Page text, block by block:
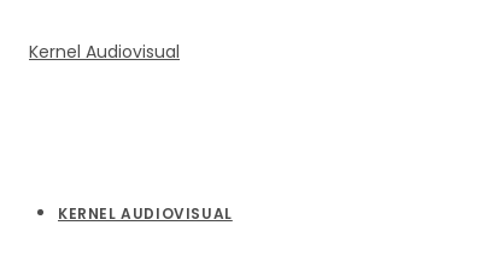
KERNEL AUDIOVISUAL